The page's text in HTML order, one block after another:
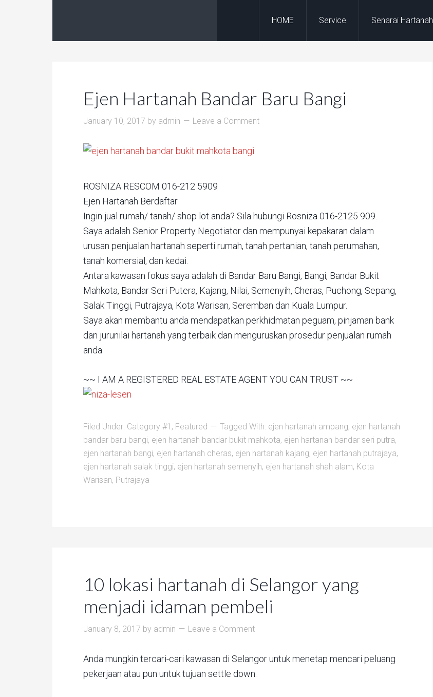
HOME Service Senarai Hartanah
Ejen Hartanah Bandar Baru Bangi
January 10, 2017 by admin Leave a Comment
ROSNIZA RESCOM 016-212 5909
Ejen Hartanah Berdaftar
Ingin jual rumah/ tanah/ shop lot anda? Sila hubungi Rosniza 016-2125 909.
Saya adalah Senior Property Negotiator dan mempunyai kepakaran dalam
urusan penjualan hartanah seperti rumah, tanah pertanian, tanah perumahan,
tanah komersial, dan kedai.
Antara kawasan fokus saya adalah di Bandar Baru Bangi, Bangi, Bandar Bukit
Mahkota, Bandar Seri Putera, Kajang, Nilai, Semenyih, Cheras, Puchong, Sepang,
Salak Tinggi, Putrajaya, Kota Warisan, Seremban dan Kuala Lumpur.
Saya akan membantu anda mendapatkan perkhidmatan peguam, pinjaman bank
dan jurunilai hartanah yang terbaik dan menguruskan prosedur penjualan rumah
anda.
~~ I AM A REGISTERED REAL ESTATE AGENT YOU CAN TRUST ~~
Filed Under: Category #1 , Featured Tagged With: ejen hartanah ampang, ejen hartanah
bandar baru bangi, ejen hartanah bandar bukit mahkota, ejen hartanah bandar seri putra,
ejen hartanah bangi, ejen hartanah cheras, ejen hartanah kajang, ejen hartanah putrajaya,
ejen hartanah salak tinggi, ejen hartanah semenyih, ejen hartanah shah alam, Kota
Warisan, Putrajaya
10 lokasi hartanah di Selangor yang
menjadi idaman pembeli
January 8, 2017 by admin Leave a Comment
Anda mungkin tercari-cari kawasan di Selangor untuk menetap mencari peluang
pekerjaan atau pun untuk tujuan settle down.